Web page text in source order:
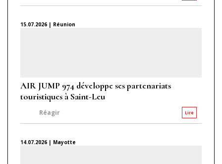
15.07.2026 | Réunion
AIR JUMP 974 développe ses partenariats
touristiques à Saint-Leu
Lire
Réagir
14.07.2026 | Mayotte